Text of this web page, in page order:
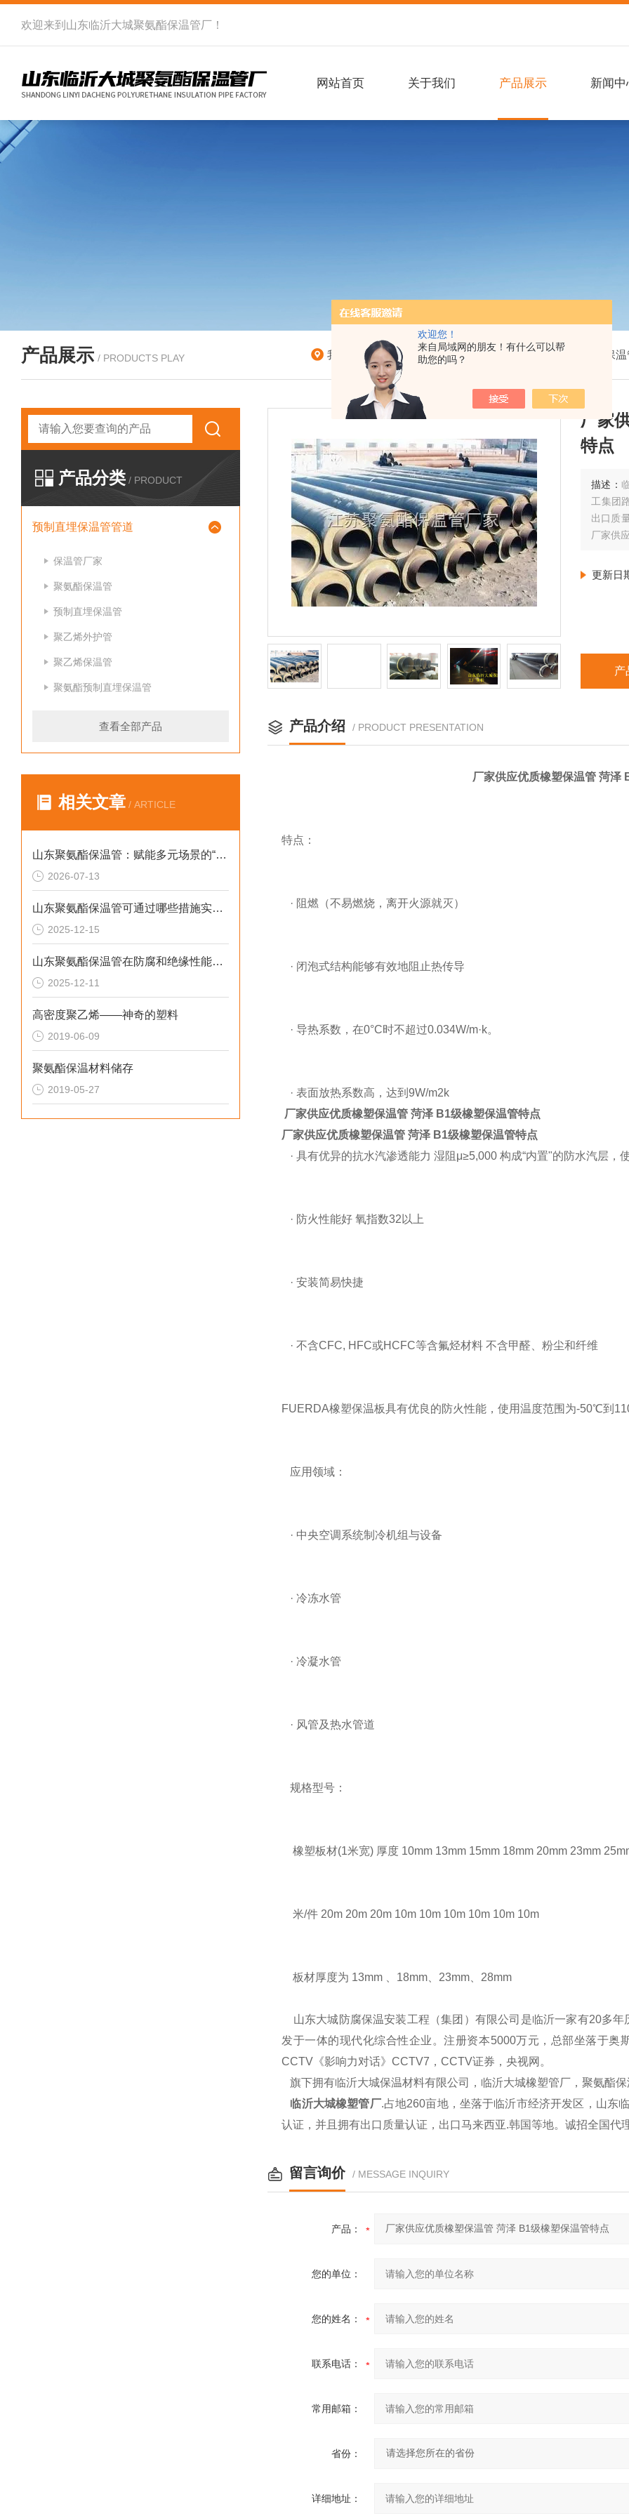
欢迎您！
来自局域网的朋友！有什么可以帮
助您的吗？
欢迎来到 山东临沂大城聚氨酯保温管厂 ！
网站首页 关于我们 产品展示 新闻中
产品展示 / PRODUCTS PLAY 我的位置：首页 >产品展示>预制直埋保温管管道 保
产品分类 / PRODUCT
预制直埋保温管管道
保温管厂家
聚氨酯保温管
预制直埋保温管
聚乙烯外护管
聚乙烯保温管
聚氨酯预制直埋保温管
查看全部产品
相关文章 / ARTICLE
山东聚氨酯保温管：赋能多元场景的“隐形守护者”
2026-07-13
山东聚氨酯保温管可通过哪些措施实现快速施工
2025-12-15
山东聚氨酯保温管在防腐和绝缘性能方面表现优异
2025-12-11
高密度聚乙烯——神奇的塑料
2019-06-09
聚氨酯保温材料储存
2019-05-27
厂家
特点
描述：
工集团
出口质
厂家供
更新日
产
产品介绍 / PRODUCT PRESENTATION
厂家供应优质橡塑保温管 菏泽
特点：
· 阻燃（不易燃烧，离开火源就灭）
· 闭泡式结构能够有效地阻止热传导
· 导热系数，在0°C时不超过0.034W/m·k。
· 表面放热系数高，达到9W/m2k
厂家供应优质橡塑保温管 菏泽 B1级橡塑保温管特点
厂家供应优质橡塑保温管 菏泽 B1级橡塑保温管特点
· 具有优异的抗水汽渗透能力 湿阻μ≥5,000 构成“内置"的防水汽层，
· 防火性能好 氧指数32以上
· 安装简易快捷
· 不含CFC, HFC或HCFC等含氟烃材料 不含甲醛、粉尘和纤维
FUERDA橡塑保温板具有优良的防火性能，使用温度范围为-50℃到
应用领域：
· 中央空调系统制冷机组与设备
· 冷冻水管
· 冷凝水管
· 风管及热水管道
规格型号：
橡塑板材(1米宽) 厚度 10mm 13mm 15mm 18mm 20mm 23mm
米/件 20m 20m 20m 10m 10m 10m 10m 10m 10m
板材厚度为 13mm 、18mm、23mm、28mm
山东大城防腐保温安装工程（集团）有限公司是临沂一家有20多
发于一体的现代化综合性企业。注册资本5000万元，总部坐落于
CCTV《影响力对话》CCTV7，CCTV证券，央视网。
旗下拥有临沂大城保温材料有限公司，临沂大城橡塑管厂，聚氨酯
临沂大城橡塑管厂.占地260亩地，坐落于临沂市经济开发区，山东
认证，并且拥有出口质量认证，出口马来西亚.韩国等地。诚招全国代
留言询价 / MESSAGE INQUIRY
产品：
您的单位：
您的姓名：
联系电话：
常用邮箱：
省份：
详细地址：